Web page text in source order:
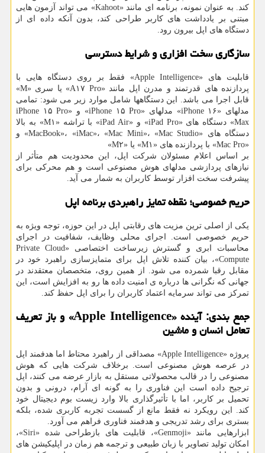
کند. به عنوان نمونه، برنامه ای مانند «Kahoot» می تواند آزمون هایی
مبتنی بر یادداشت های کاربر طراحی کند، بدون آنکه داده ای از
دستگاه های اپل بیرون رود.
سازگاری سخت افزاری و شرایط دسترسی
قابلیت های «Apple Intelligence» فقط بر روی دستگاه هایی با
پردازنده های قدرتمند و مدرن اپل مانند «A۱۷ Pro» یا سری «M»
قابل اجرا می باشد. این دستگاهها شامل موارد زیر می شود: تمامی
مدلهای «iPhone ۱۶» مدلهای «iPhone ۱۵ Pro» و «iPhone ۱۵ Pro
Max» دستگاه های «iPad Pro» و «iPad Air» با تراشه «M۱» به بالا
دستگاه های «MacBook»، «iMac»، «Mac Mini»، «Mac Studio» و
«Mac Pro» با پردازنده های «M۱» یا «M۲»
بر اساس اعلام مسئولان شرکت اپل، این محدودیت هم متأثر از
نیازهای پردازشی مدلهای هوش مصنوعی است و هم محرکی برای
پیشرفت سخت افزار توسط کاربران به شمار می آید.
حریم خصوصی؛ نقطه تمایز راهبردی برنامه اپل
یکی از اصلی ترین مزیت های رقابتی اپل در این حوزه، توجه ویژه به
حریم خصوصی است. اجرای محلی وظایف، شفافیت در اجرای
محاسبات ابری و گسترش زیرساخت اختصاصی «Private Cloud
Compute»، بیان کننده تلاش اپل برای متمایزسازی راهبرد خود در
مقابل رقبا شمرده می شود. از همین روی، متخصصان معتقدند در
جهانی که نگرانی ها درباره ی امنیت داده ها رو به افزایش است، این
تمرکز می تواند سرمایه اعتماد کاربران را برای اپل حفظ کند.
جمع بندی: آینده «Apple Intelligence» و باز تعریف
تعامل انسان و ماشین
پروژه «Apple Intelligence» مصداقی از راهبرد محتاط اما هدفمند اپل
در عرصه هوش مصنوعی است. برخلاف شرکت هایی که هوش
مصنوعی را در قالب محصولاتی مستقل به بازار عرضه می کنند، اپل
ترجیح داده است این فناوری را به گونه ای آرام، درونی و بدون
تحمیل بر کاربر، اما با تأثیرگذاری بالا وارد زیست بوم دیجیتال خود
کند. این رویکرد نه فقط مانع از گسست تجربه کاربری شده، بلکه
بستری برای رشد تدریجی و هدفمند فناوری فراهم می آورد.
ابزارهایی مانند «Genmoji»، قابلیت های بازطراحی شده «Siri»،
امکان تولید تصاویر با زبان طبیعی و ترجمه هم زمان در اپلیکیشن های